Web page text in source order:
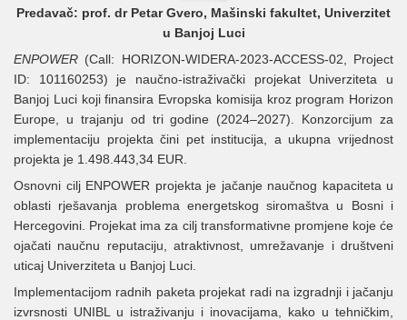
Predavač: prof. dr Petar Gvero, Mašinski fakultet, Univerzitet
u Banjoj Luci
ENPOWER (Call: HORIZON-WIDERA-2023-ACCESS-02, Project
ID: 101160253) je naučno-istraživački projekat Univerziteta u
Banjoj Luci koji finansira Evropska komisija kroz program Horizon
Europe, u trajanju od tri godine (2024–2027). Konzorcijum za
implementaciju projekta čini pet institucija, a ukupna vrijednost
projekta je 1.498.443,34 EUR.
Osnovni cilj ENPOWER projekta je jačanje naučnog kapaciteta u
oblasti rješavanja problema energetskog siromaštva u Bosni i
Hercegovini. Projekat ima za cilj transformativne promjene koje će
ojačati naučnu reputaciju, atraktivnost, umrežavanje i društveni
uticaj Univerziteta u Banjoj Luci.
Implementacijom radnih paketa projekat radi na izgradnji i jačanju
izvrsnosti UNIBL u istraživanju i inovacijama, kako u tehničkim,